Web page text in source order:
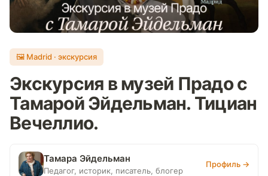
🖼 Madrid · экскурсия
Экскурсия в музей Прадо с
Тамарой Эйдельман. Тициан
Вечеллио.
Тамара Эйдельман
Педагог, историк, писатель, блогер
Профиль →